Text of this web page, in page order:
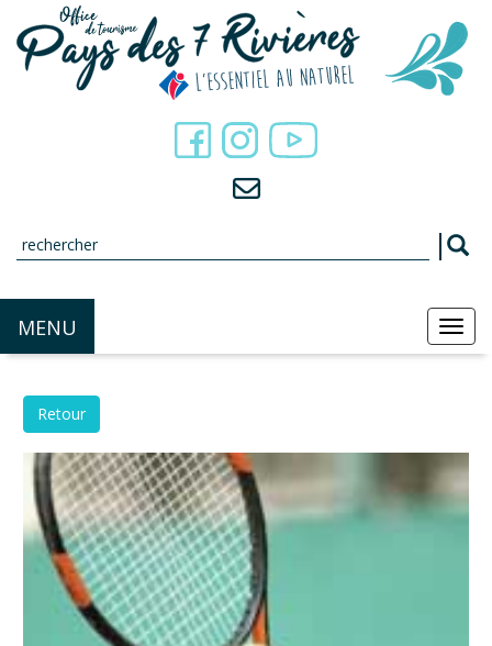
MENU
Retour
Panneau de gestion des cookies